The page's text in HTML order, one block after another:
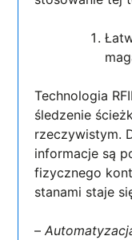
Technologia
śledzenie
rzeczywistym.
informacje są
fizycznego
stanami staje
–